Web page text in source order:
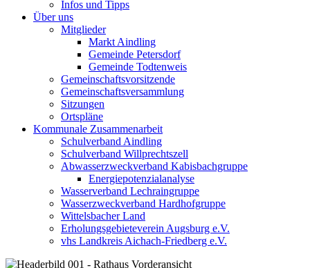
Infos und Tipps
Über uns
Mitglieder
Markt Aindling
Gemeinde Petersdorf
Gemeinde Todtenweis
Gemeinschaftsvorsitzende
Gemeinschaftsversammlung
Sitzungen
Ortspläne
Kommunale Zusammenarbeit
Schulverband Aindling
Schulverband Willprechtszell
Abwasserzweckverband Kabisbachgruppe
Energiepotenzialanalyse
Wasserverband Lechraingruppe
Wasserzweckverband Hardhofgruppe
Wittelsbacher Land
Erholungsgebieteverein Augsburg e.V.
vhs Landkreis Aichach-Friedberg e.V.